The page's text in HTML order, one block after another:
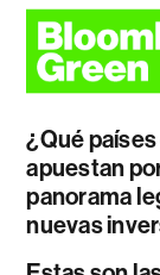
¿Qué
apuestan
panorama
nuevas